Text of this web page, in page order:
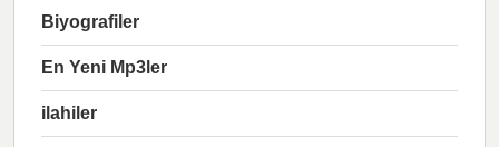
Biyografiler
En Yeni Mp3ler
ilahiler